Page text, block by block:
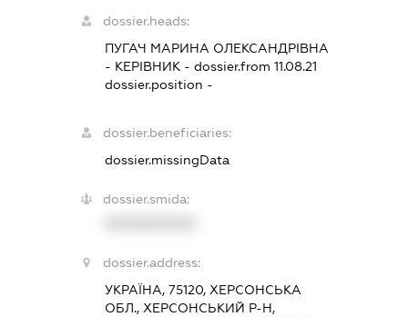
dossier.heads:
ПУГАЧ МАРИНА ОЛЕКСАНДРІВНА
- КЕРІВНИК - dossier.from 11.08.21
dossier.position -
dossier.beneficiaries:
dossier.missingData
dossier.smida:
dossier.address:
УКРАЇНА, 75120, ХЕРСОНСЬКА
ОБЛ., ХЕРСОНСЬКИЙ Р-Н,